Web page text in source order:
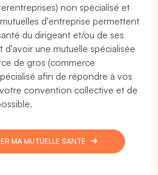
non spécialisé et
d'entreprise permettent
du dirigeant et/ou de ses
d'avoir une mutuelle spécialisée
de gros (commerce
afin de répondre à vos
convention collective et de
MA MUTUELLE SANTÉ